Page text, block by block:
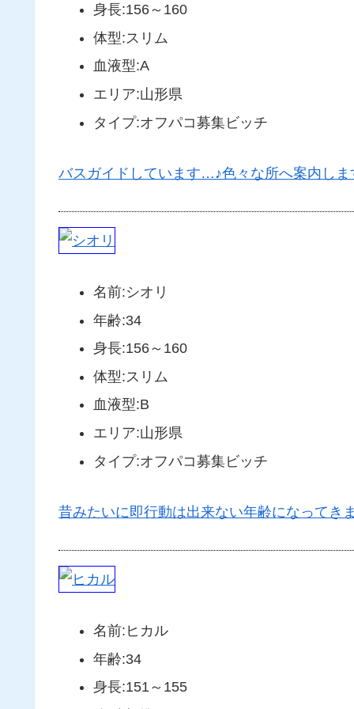
身長:156～160
体型:スリム
血液型:A
エリア:山形県
タイプ:オフパコ募集ビッチ
バスガイドしています…♪色々な所へ案内しま
名前:シオリ
年齢:34
身長:156～160
体型:スリム
血液型:B
エリア:山形県
タイプ:オフパコ募集ビッチ
昔みたいに即行動は出来ない年齢になってき
名前:ヒカル
年齢:34
身長:151～155